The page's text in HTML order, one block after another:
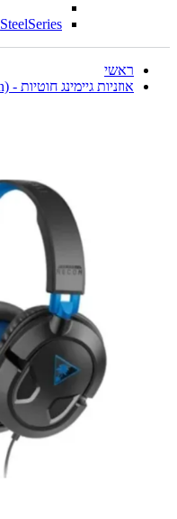
SteelSeries
ראשי
אוזניות גיימינג חוטיות - Turtle Beach Recon 50p (PlayStation)